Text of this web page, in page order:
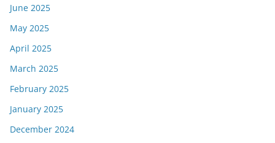
June 2025
May 2025
April 2025
March 2025
February 2025
January 2025
December 2024